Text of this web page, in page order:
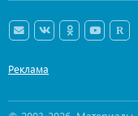
Реклама